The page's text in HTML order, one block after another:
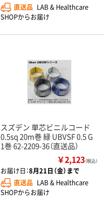
直送品 LAB & Healthcare
SHOPからお届け
スズデン 単芯ビニルコード
0.5sq 20m巻 緑 UBVSF 0.5 G
1巻 62-2209-36（直送品）
￥2,123（税込）
お届け日：8月21日（金）まで
直送品 LAB & Healthcare
SHOPからお届け